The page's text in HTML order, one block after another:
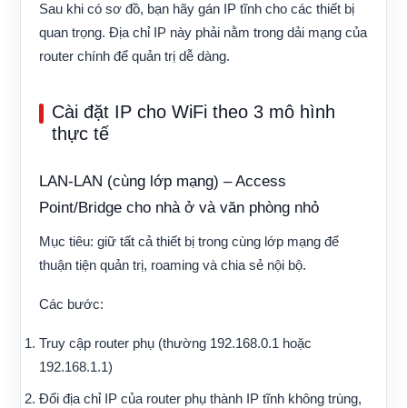
Sau khi có sơ đồ, bạn hãy gán IP tĩnh cho các thiết bị
quan trọng. Địa chỉ IP này phải nằm trong dải mạng của
router chính để quản trị dễ dàng.
Cài đặt IP cho WiFi theo 3 mô hình
thực tế
LAN-LAN (cùng lớp mạng) – Access
Point/Bridge cho nhà ở và văn phòng nhỏ
Mục tiêu: giữ tất cả thiết bị trong cùng lớp mạng để
thuận tiện quản trị, roaming và chia sẻ nội bộ.
Các bước:
Truy cập router phụ (thường 192.168.0.1 hoặc
192.168.1.1)
Đổi địa chỉ IP của router phụ thành IP tĩnh không trùng,